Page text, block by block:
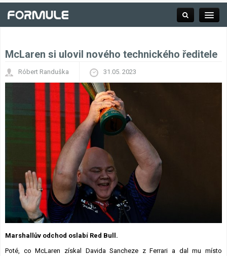
McLaren si ulovil nového technického ředitele
Róbert Randuška 31.05. 2023
Marshallův odchod oslabí Red Bull.
Poté, co McLaren získal Davida Sancheze z Ferrari a dal mu místo